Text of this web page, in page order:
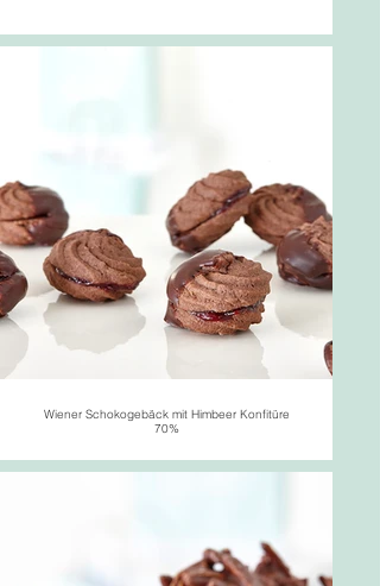
Wiener Schokogebäck mit Himbeer Konfitüre
70%